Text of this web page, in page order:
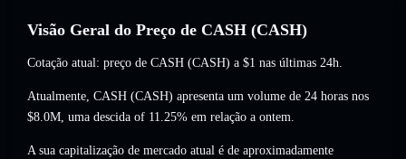
Visão Geral do Preço de CASH (CASH)
Cotação atual: preço de CASH (CASH) a $1 nas últimas 24h.
Atualmente, CASH (CASH) apresenta um volume de 24 horas nos
$8.0M, uma descida of 11.25% em relação a ontem.
A sua capitalização de mercado atual é de aproximadamente